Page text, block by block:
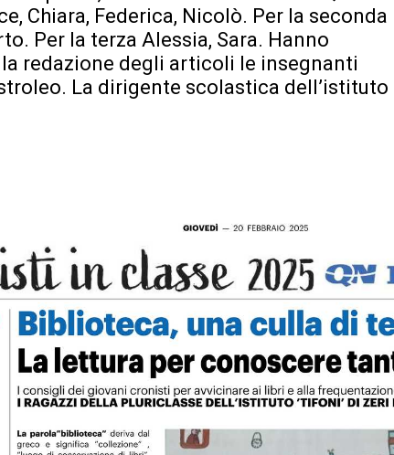
Chiara, Federica, Nicolò. Per la seconda
Per la terza Alessia, Sara. Hanno
redazione degli articoli le insegnanti
La dirigente scolastica dell’istituto